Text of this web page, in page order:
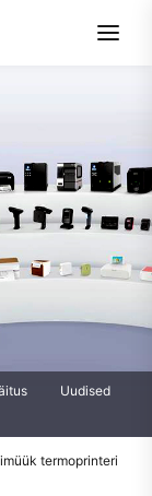
Uudised
termoprinteri